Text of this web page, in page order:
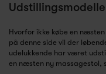
Hvorfor ikke købe en
på denne side vil der
udelukkende har været
en næsten ny massagestol,